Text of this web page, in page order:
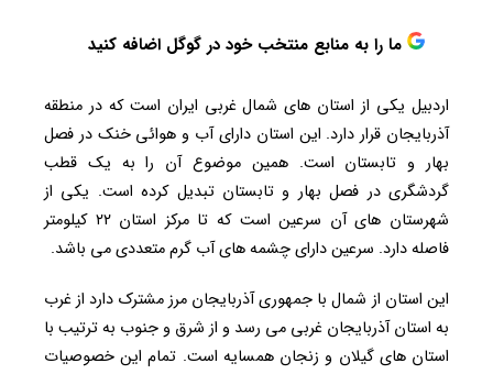
ما را به منابع منتخب خود در گوگل اضافه کنید
اردبیل یکی از استان های شمال غربی ایران است که در منطقه
آذربایجان قرار دارد. این استان دارای آب و هوائی خنک در فصل
بهار و تابستان است. همین موضوع آن را به یک قطب
گردشگری در فصل بهار و تابستان تبدیل کرده است. یکی از
شهرستان های آن سرعین است که تا مرکز استان ۲۲ کیلومتر
فاصله دارد. سرعین دارای چشمه های آب گرم متعددی می باشد.
این استان از شمال با جمهوری آذربایجان مرز مشترک دارد از غرب
به استان آذربایجان غربی می رسد و از شرق و جنوب به ترتیب با
استان های گیلان و زنجان همسایه است. تمام این خصوصیات